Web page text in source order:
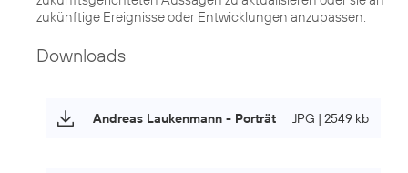
zukünftige Ereignisse oder Entwicklungen anzupassen.
Downloads
Andreas Laukenmann - Porträt JPG | 2549 kb